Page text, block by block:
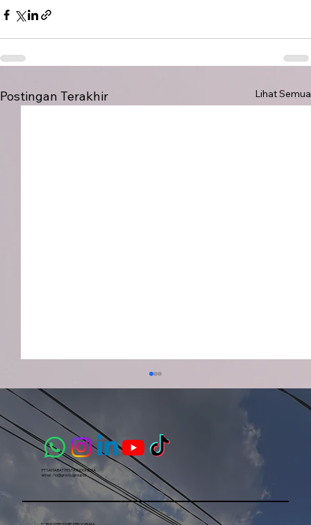
Postingan Terakhir Lihat Semua
PT SAHABAT PESTA INDONESIA​
email :ho@groovygroup.id